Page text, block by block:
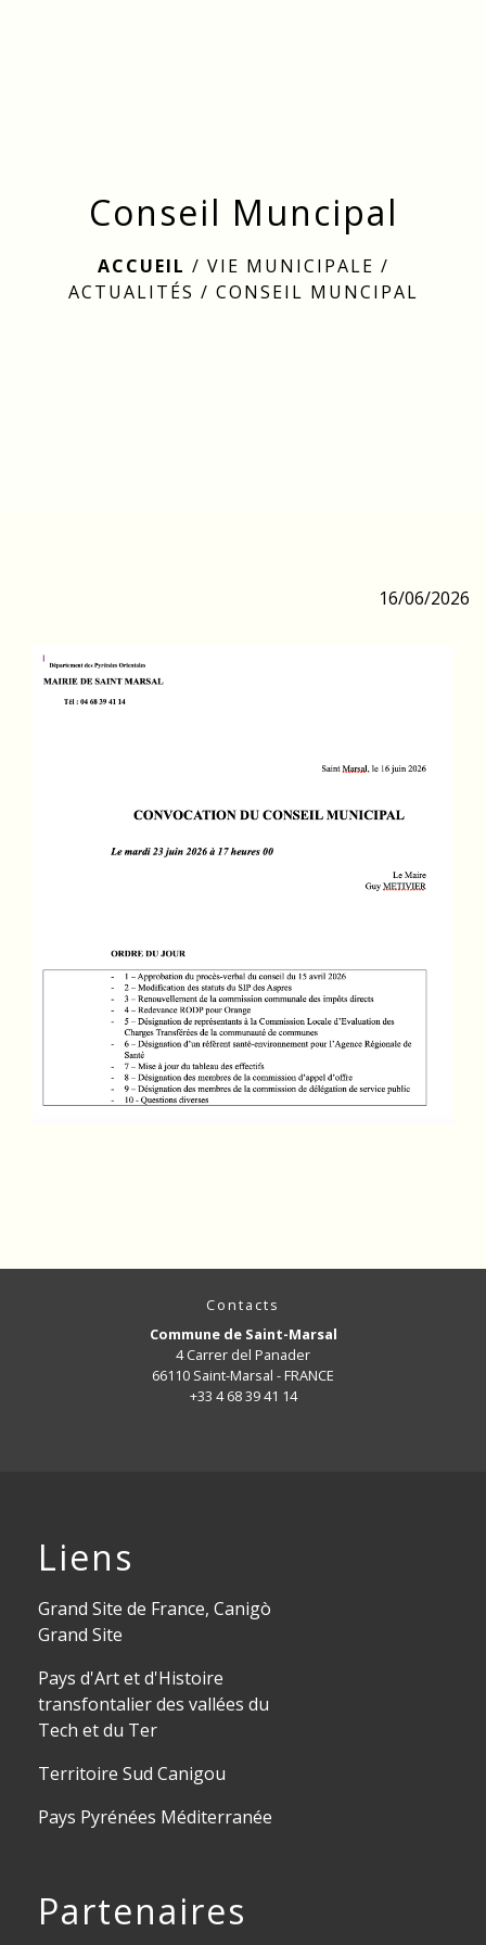
Conseil Muncipal
ACCUEIL / VIE MUNICIPALE /
ACTUALITÉS / CONSEIL MUNCIPAL
16/06/2026
Contacts
Commune de Saint-Marsal
4 Carrer del Panader
66110 Saint-Marsal - FRANCE
+33 4 68 39 41 14
Liens
Grand Site de France, Canigò
Grand Site
Pays d'Art et d'Histoire
transfontalier des vallées du
Tech et du Ter
Territoire Sud Canigou
Pays Pyrénées Méditerranée
Partenaires